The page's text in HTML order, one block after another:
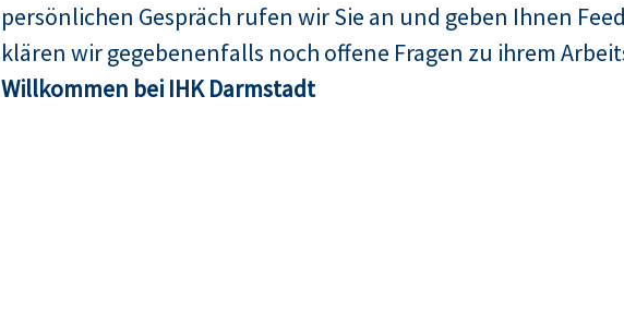
persönlichen Gespräch rufen wir Sie an und geben Ihnen
klären wir gegebenenfalls noch offene Fragen zu ihrem
Willkommen bei IHK Darmstadt